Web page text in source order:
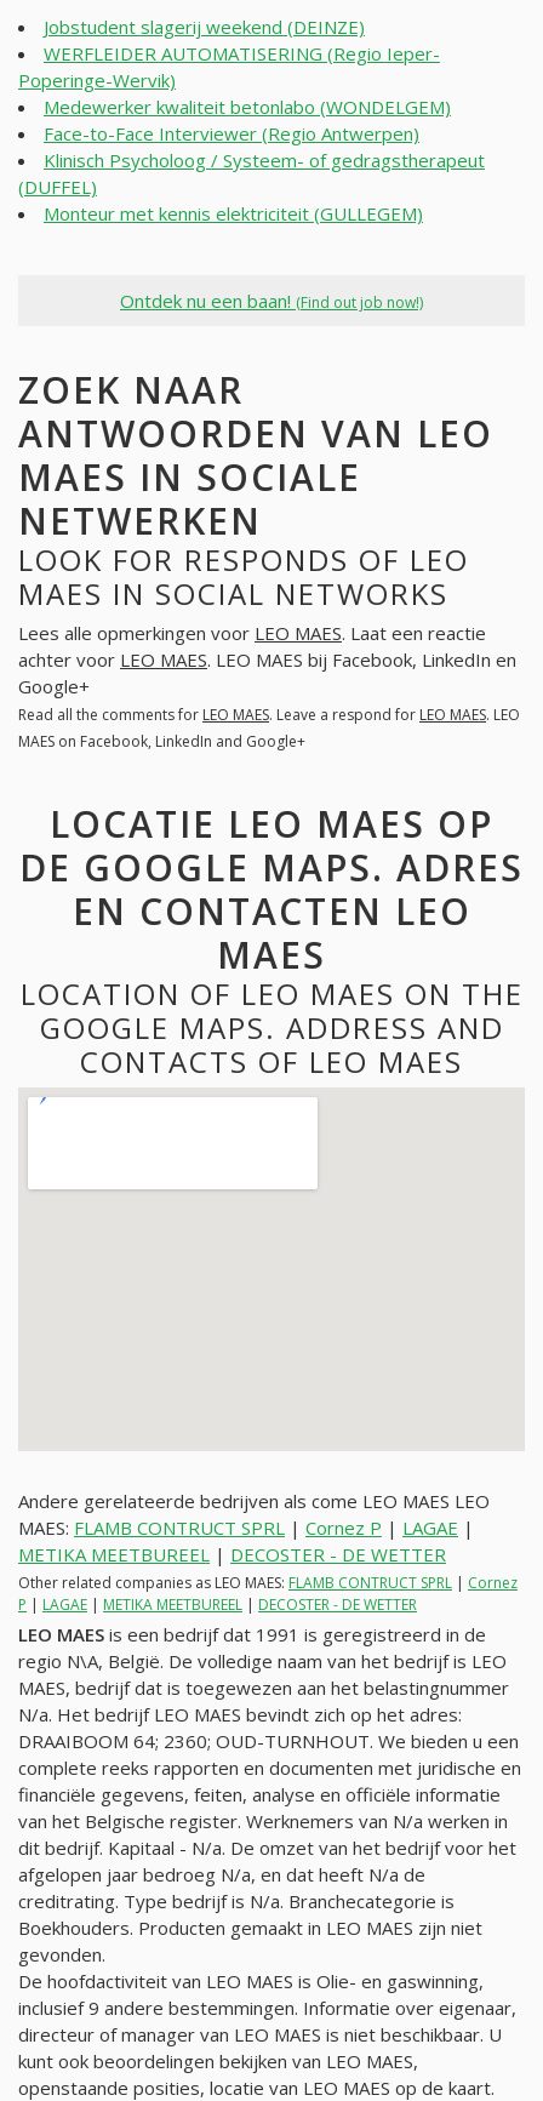
Jobstudent slagerij weekend (DEINZE)
WERFLEIDER AUTOMATISERING (Regio Ieper-
Poperinge-Wervik)
Medewerker kwaliteit betonlabo (WONDELGEM)
Face-to-Face Interviewer (Regio Antwerpen)
Klinisch Psycholoog / Systeem- of gedragstherapeut
(DUFFEL)
Monteur met kennis elektriciteit (GULLEGEM)
Ontdek nu een baan! (Find out job now!)
ZOEK NAAR
ANTWOORDEN VAN LEO
MAES IN SOCIALE
NETWERKEN
LOOK FOR RESPONDS OF LEO
MAES IN SOCIAL NETWORKS
Lees alle opmerkingen voor LEO MAES. Laat een reactie
achter voor LEO MAES. LEO MAES bij Facebook, LinkedIn en
Google+
Read all the comments for LEO MAES. Leave a respond for LEO MAES. LEO
MAES on Facebook, LinkedIn and Google+
LOCATIE LEO MAES OP
DE GOOGLE MAPS. ADRES
EN CONTACTEN LEO
MAES
LOCATION OF LEO MAES ON THE
GOOGLE MAPS. ADDRESS AND
CONTACTS OF LEO MAES
Andere gerelateerde bedrijven als come LEO MAES LEO
MAES: FLAMB CONTRUCT SPRL | Cornez P | LAGAE |
METIKA MEETBUREEL | DECOSTER - DE WETTER
Other related companies as LEO MAES: FLAMB CONTRUCT SPRL | Cornez
P | LAGAE | METIKA MEETBUREEL | DECOSTER - DE WETTER
LEO MAES is een bedrijf dat 1991 is geregistreerd in de
regio N\A, België. De volledige naam van het bedrijf is LEO
MAES, bedrijf dat is toegewezen aan het belastingnummer
N/a. Het bedrijf LEO MAES bevindt zich op het adres:
DRAAIBOOM 64; 2360; OUD-TURNHOUT. We bieden u een
complete reeks rapporten en documenten met juridische en
financiële gegevens, feiten, analyse en officiële informatie
van het Belgische register. Werknemers van N/a werken in
dit bedrijf. Kapitaal - N/a. De omzet van het bedrijf voor het
afgelopen jaar bedroeg N/a, en dat heeft N/a de
creditrating. Type bedrijf is N/a. Branchecategorie is
Boekhouders. Producten gemaakt in LEO MAES zijn niet
gevonden.
De hoofdactiviteit van LEO MAES is Olie- en gaswinning,
inclusief 9 andere bestemmingen. Informatie over eigenaar,
directeur of manager van LEO MAES is niet beschikbaar. U
kunt ook beoordelingen bekijken van LEO MAES,
openstaande posities, locatie van LEO MAES op de kaart.